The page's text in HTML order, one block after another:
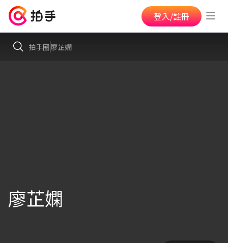
登入/註冊
拍手圈廖芷嫻
廖芷嫻